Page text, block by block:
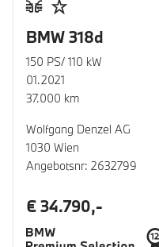
BMW 318d
150 PS/ 110 kW
01.2021
37.000 km
Wolfgang Denzel AG
1030 Wien
Angebotsnr: 2632799
€ 34.790,-